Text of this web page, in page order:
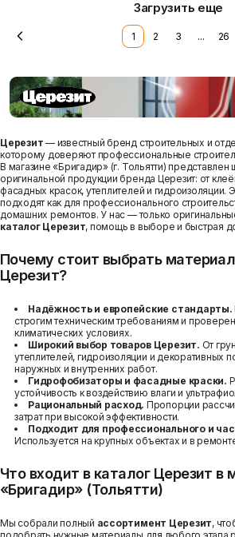
Загрузить еще
1 2 3 ... 26
Церезит — известный бренд строительных и
которому доверяют профессиональные
В магазине «Бригадир» (г. Тольятти)
оригинальной продукции бренда Церезит: от
фасадных красок, утеплителей и гидроизоляции.
подходят как для профессионального
домашних ремонтов. У нас — только
каталог Церезит, помощь в выборе и быстрая
Почему стоит выбрать
Церезит?
Надёжность и европейские стандарты.
строгим техническим требованиям и
климатических условиях.
Широкий выбор товаров Церезит. От
утеплителей, гидроизоляции и декоративных
наружных и внутренних работ.
Гидрофобизаторы и фасадные краски.
устойчивость к воздействию влаги и
Рациональный расход. Пропорции
затрат при высокой эффективности.
Подходит для профессионального и
Используется на крупных объектах и в
Что входит в каталог Церезит в
«Бригадир» (Тольятти)
Мы собрали полный ассортимент Церезит,